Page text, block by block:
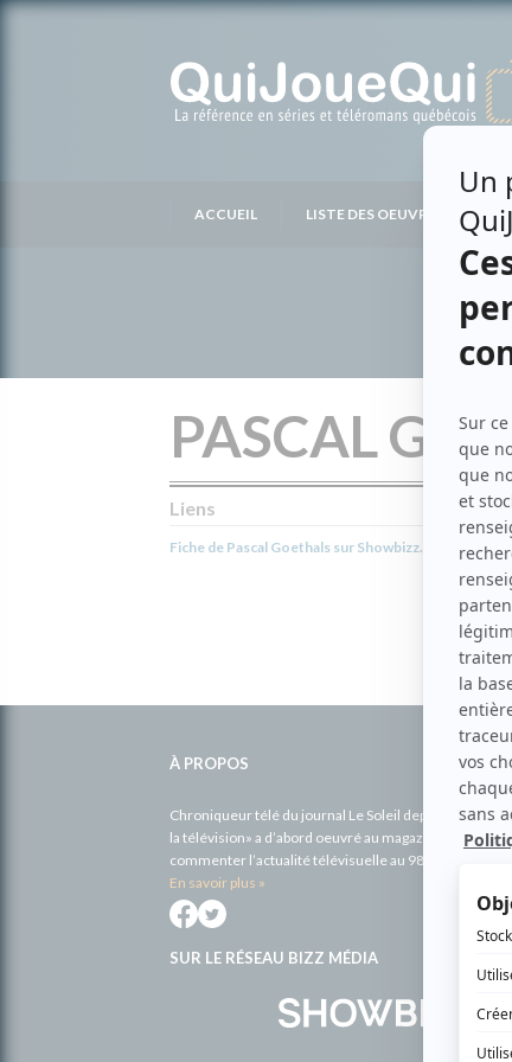
ACCUEIL LISTE DES OEUVRES
PASCAL
Liens
Fiche de Pascal Goethals sur Showbizz.net
À PROPOS
Chroniqueur télé du journal Le Soleil depuis 2001,
la télévision» a d’abord oeuvré au magazine TV
commenter l’actualité télévisuelle au 98,5.
En savoir plus »
SUR LE RÉSEAU BIZZ MÉDIA